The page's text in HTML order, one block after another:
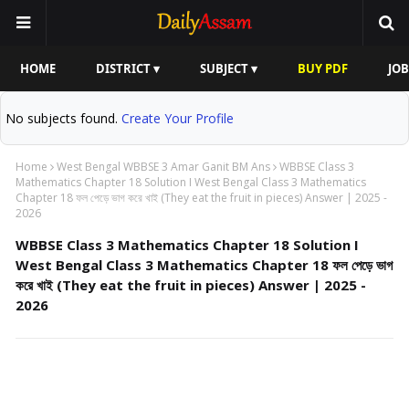
HOME DISTRICT ▾ SUBJECT ▾ BUY PDF
No subjects found. Create Your Profile
Home West Bengal WBBSE 3 Amar Ganit BM Ans WBBSE Class 3
Mathematics Chapter 18 Solution I West Bengal Class 3 Mathematics
Chapter 18 ফল পেড়ে ভাগ করে খাই (They eat the fruit in pieces) Answer | 2025 -
2026
WBBSE Class 3 Mathematics Chapter 18 Solution I
West Bengal Class 3 Mathematics Chapter 18 ফল পেড়ে ভাগ
করে খাই (They eat the fruit in pieces) Answer | 2025 -
2026